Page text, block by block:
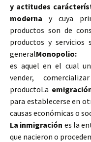
y actitudes
moderna y cuya
productos son de
productos y servicios
generalMonopolio:
es aquel en el cual
vender,
productoLa
para establecerse en
causas económicas o
La inmigración es la
que nacieron o